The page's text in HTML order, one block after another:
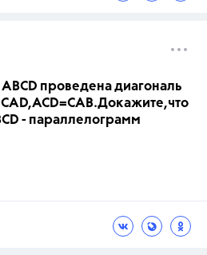
проведена диагональ
- параллелограмм